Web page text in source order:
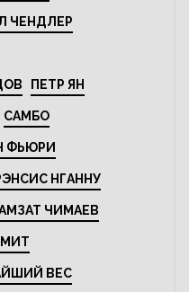
ЧЕНДЛЕР
ПЕТР ЯН
САМБО
ФЬЮРИ
НГАННУ
ЧИМАЕВ
ВЕС